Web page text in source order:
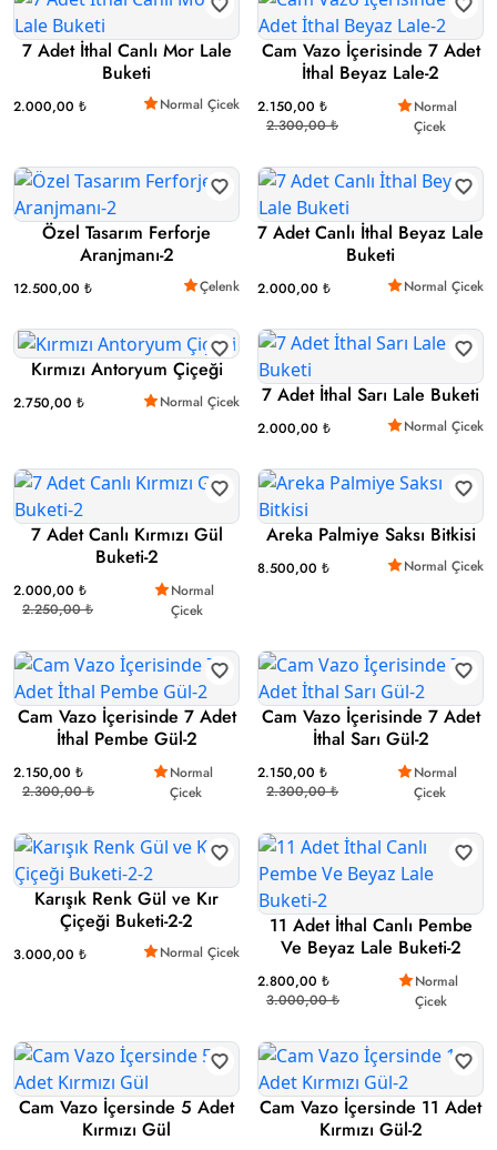
7 Adet İthal Canlı Mor Lale
Buketi
2.000,00 ₺ Normal Çicek
Cam Vazo İçerisinde 7 Adet
İthal Beyaz Lale-2
2.150,00 ₺
2.300,00 ₺
Normal
Çicek
Özel Tasarım Ferforje
Aranjmanı-2
12.500,00 ₺ Çelenk
7 Adet Canlı İthal Beyaz Lale
Buketi
2.000,00 ₺ Normal Çicek
Kırmızı Antoryum Çiçeği
2.750,00 ₺ Normal Çicek 7 Adet İthal Sarı Lale Buketi
2.000,00 ₺ Normal Çicek
7 Adet Canlı Kırmızı Gül
Buketi-2
2.000,00 ₺
2.250,00 ₺
Normal
Çicek
Areka Palmiye Saksı Bitkisi
8.500,00 ₺ Normal Çicek
Cam Vazo İçerisinde 7 Adet
İthal Pembe Gül-2
2.150,00 ₺
2.300,00 ₺
Normal
Çicek
Cam Vazo İçerisinde 7 Adet
İthal Sarı Gül-2
2.150,00 ₺
2.300,00 ₺
Normal
Çicek
Karışık Renk Gül ve Kır
Çiçeği Buketi-2-2
3.000,00 ₺ Normal Çicek
11 Adet İthal Canlı Pembe
Ve Beyaz Lale Buketi-2
2.800,00 ₺
3.000,00 ₺
Normal
Çicek
Cam Vazo İçersinde 5 Adet
Kırmızı Gül
Cam Vazo İçersinde 11 Adet
Kırmızı Gül-2